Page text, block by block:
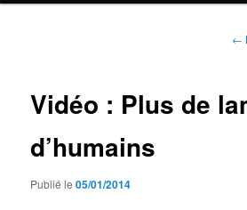
←
Vidéo : Plus de
d’humains
Publié le05/01/2014